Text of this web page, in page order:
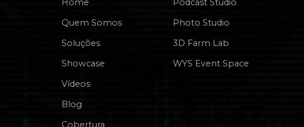
Home
Quem Somos
Soluções
Showcase
Vídeos
Blog
Cobertura
Podcast Studio
Photo Studio
3D Farm Lab
WYS Event Space